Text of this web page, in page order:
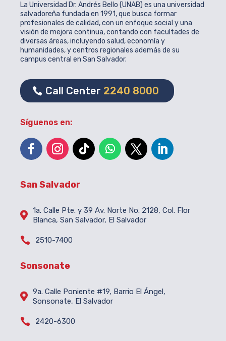
La Universidad Dr. Andrés Bello (UNAB) es una universidad
salvadoreña fundada en 1991, que busca formar
profesionales de calidad, con un enfoque social y una
visión de mejora continua, contando con facultades de
diversas áreas, incluyendo salud, economía y
humanidades, y centros regionales además de su
campus central en San Salvador.
Call Center 2240 8000
Síguenos en:
San Salvador
 1a. Calle Pte. y 39 Av. Norte No. 2128, Col. Flor
Blanca, San Salvador, El Salvador
 2510-7400
Sonsonate
 9a. Calle Poniente #19, Barrio El Ángel,
Sonsonate, El Salvador
 2420-6300